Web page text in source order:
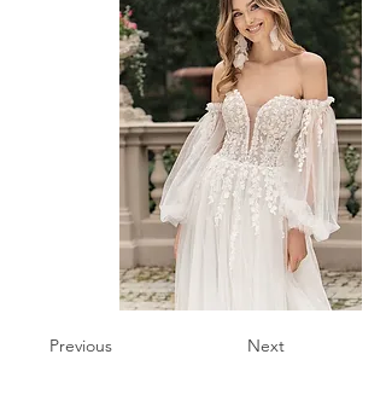
Previous Next